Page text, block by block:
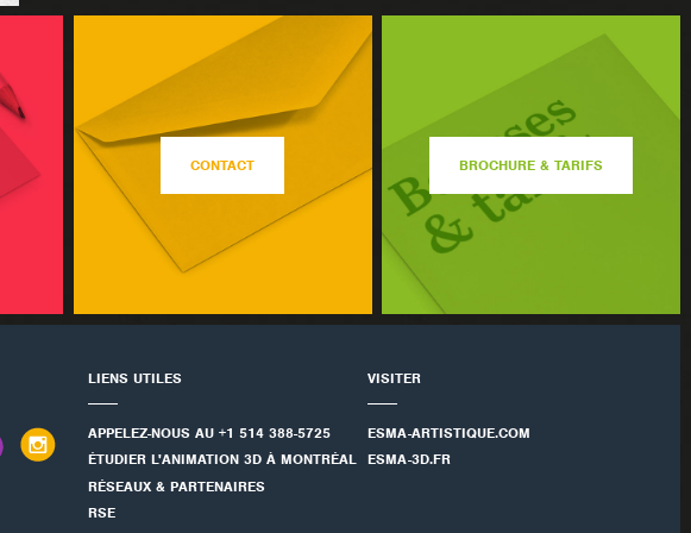
CONTACT BROCHURE & TARIFS
LIENS UTILES
APPELEZ-NOUS AU +1 514 388-5725
ÉTUDIER L'ANIMATION 3D À MONTRÉAL
RÉSEAUX & PARTENAIRES
RSE
VISITER
ESMA-ARTISTIQUE.COM
ESMA-3D.FR